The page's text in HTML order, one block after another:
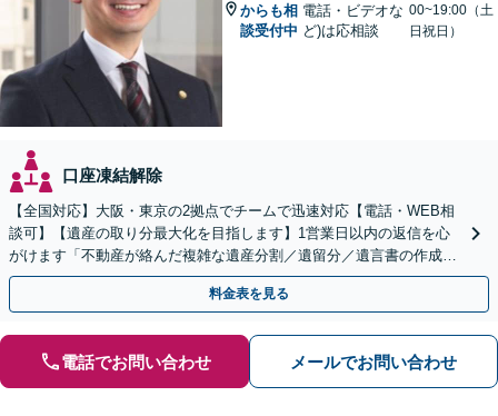
からも相
談受付中
電話・ビデオな
ど)は応相談
00~19:00（土
日祝日）
口座凍結解除
【全国対応】大阪・東京の2拠点でチームで迅速対応【電話・WEB相
談可】【遺産の取り分最大化を目指します】1営業日以内の返信を心
がけます「不動産が絡んだ複雑な遺産分割／遺留分／遺言書の作成・
執行／事業承継など、お任せください」【休日相談あり】
料金表を見る
電話でお問い合わせ メールでお問い合わせ